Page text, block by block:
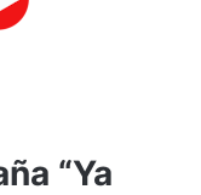
“Ya